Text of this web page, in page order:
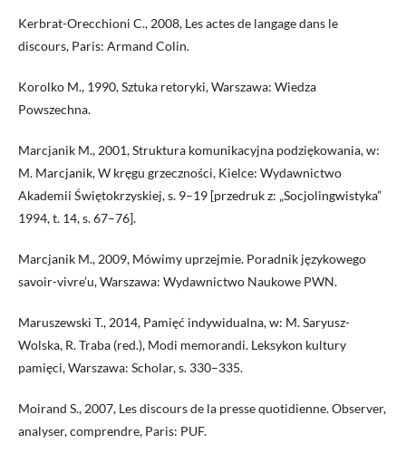
Kerbrat-Orecchioni C., 2008, Les actes de langage dans le
discours, Paris: Armand Colin.
Korolko M., 1990, Sztuka retoryki, Warszawa: Wiedza
Powszechna.
Marcjanik M., 2001, Struktura komunikacyjna podziękowania, w:
M. Marcjanik, W kręgu grzeczności, Kielce: Wydawnictwo
Akademii Świętokrzyskiej, s. 9–19 [przedruk z: „Socjolingwistyka”
1994, t. 14, s. 67–76].
Marcjanik M., 2009, Mówimy uprzejmie. Poradnik językowego
savoir-vivre’u, Warszawa: Wydawnictwo Naukowe PWN.
Maruszewski T., 2014, Pamięć indywidualna, w: M. Saryusz-
Wolska, R. Traba (red.), Modi memorandi. Leksykon kultury
pamięci, Warszawa: Scholar, s. 330–335.
Moirand S., 2007, Les discours de la presse quotidienne. Observer,
analyser, comprendre, Paris: PUF.